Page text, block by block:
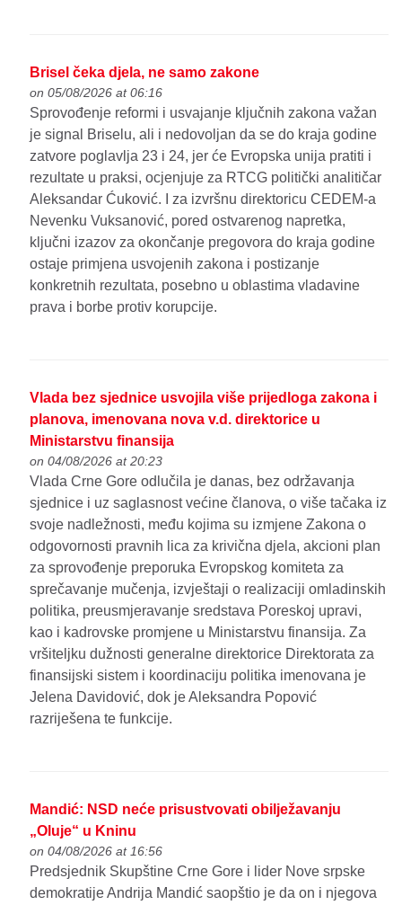
Brisel čeka djela, ne samo zakone
on 05/08/2026 at 06:16
Sprovođenje reformi i usvajanje ključnih zakona važan
je signal Briselu, ali i nedovoljan da se do kraja godine
zatvore poglavlja 23 i 24, jer će Evropska unija pratiti i
rezultate u praksi, ocjenjuje za RTCG politički analitičar
Aleksandar Ćuković. I za izvršnu direktoricu CEDEM-a
Nevenku Vuksanović, pored ostvarenog napretka,
ključni izazov za okončanje pregovora do kraja godine
ostaje primjena usvojenih zakona i postizanje
konkretnih rezultata, posebno u oblastima vladavine
prava i borbe protiv korupcije.
Vlada bez sjednice usvojila više prijedloga zakona i
planova, imenovana nova v.d. direktorice u
Ministarstvu finansija
on 04/08/2026 at 20:23
Vlada Crne Gore odlučila je danas, bez održavanja
sjednice i uz saglasnost većine članova, o više tačaka iz
svoje nadležnosti, među kojima su izmjene Zakona o
odgovornosti pravnih lica za krivična djela, akcioni plan
za sprovođenje preporuka Evropskog komiteta za
sprečavanje mučenja, izvještaji o realizaciji omladinskih
politika, preusmjeravanje sredstava Poreskoj upravi,
kao i kadrovske promjene u Ministarstvu finansija. Za
vršiteljku dužnosti generalne direktorice Direktorata za
finansijski sistem i koordinaciju politika imenovana je
Jelena Davidović, dok je Aleksandra Popović
razriješena te funkcije.
Mandić: NSD neće prisustvovati obilježavanju
„Oluje“ u Kninu
on 04/08/2026 at 16:56
Predsjednik Skupštine Crne Gore i lider Nove srpske
demokratije Andrija Mandić saopštio je da on i njegova